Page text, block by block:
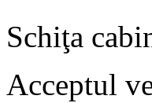
Schiţa
Acceptul